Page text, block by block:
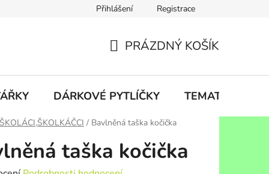
Prohlášení o shodě
Přihlášení Registrace
KOŠÍK
PRÁZDNÝ KOŠÍK
DÁRKOVÉ PYTLÍČKY TEMATICKÉ
/ Bavlněná taška kočička
taška kočička